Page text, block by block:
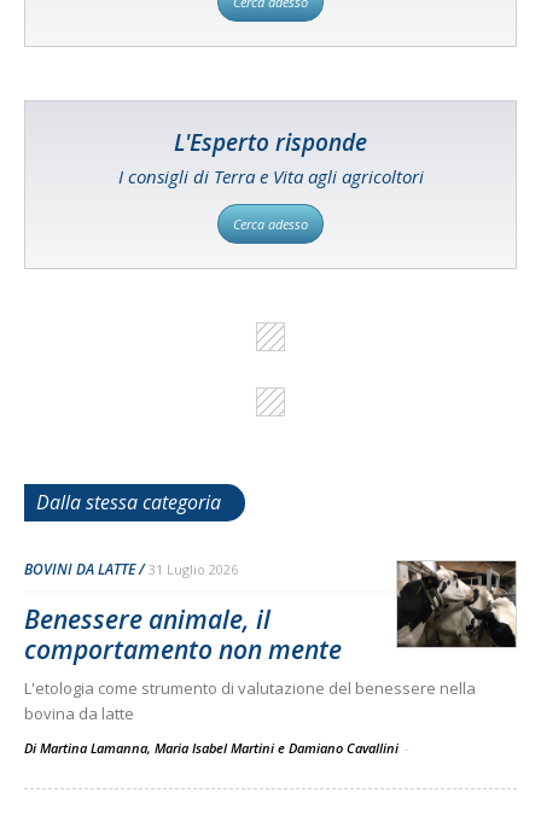
L'Esperto risponde
I consigli di Terra e Vita agli agricoltori
Cerca adesso
Dalla stessa categoria
BOVINI DA LATTE 31 Luglio 2026
Benessere animale, il
comportamento non mente
L'etologia come strumento di valutazione del benessere nella
bovina da latte
Di Martina Lamanna, Maria Isabel Martini e Damiano Cavallini -